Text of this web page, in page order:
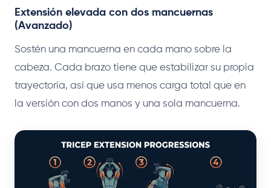
Extensión elevada con dos mancuernas
(Avanzado)
Sostén una mancuerna en cada mano sobre la
cabeza. Cada brazo tiene que estabilizar su propia
trayectoria, así que usa menos carga total que en
la versión con dos manos y una sola mancuerna.